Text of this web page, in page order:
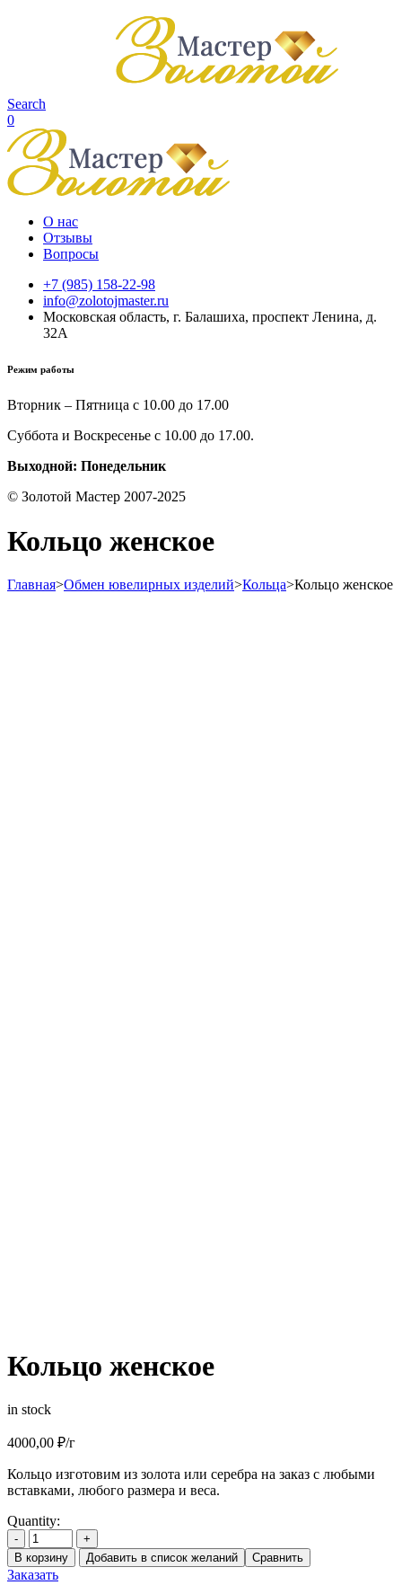
Search
0
О нас
Отзывы
Вопросы
+7 (985) 158-22-98
info@zolotojmaster.ru
Московская область, г. Балашиха, проспект Ленина, д.
32А
Режим работы
Вторник – Пятница с 10.00 до 17.00
Суббота и Воскресенье с 10.00 до 17.00.
Выходной: Понедельник
© Золотой Мастер 2007-2025
Кольцо женское
Главная>Обмен ювелирных изделий>Кольца>Кольцо женское
Кольцо женское
in stock
4000,00 ₽/г
Кольцо изготовим из золота или серебра на заказ с любыми
вставками, любого размера и веса.
Quantity:
-
+
В корзину
Добавить в список желаний Сравнить
Заказать